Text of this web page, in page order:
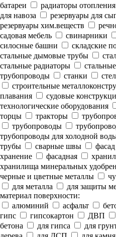
батареи
радиаторы отопления
для навоза
резервуары для
резервуары хим.веществ
садовая мебель
свинарники
силосные башни
складские
стальные дымовые трубы
стальные радиаторы
трубопроводы
станки
строительные
плавания
судовые
технологические оборудования
торцы
тракторы
трубопроводы
трубопроводы для холодной
трубы
сварные швы фасад
хранение
фасадная
хранилища минеральных
черные и цветные металлы
для металла
для защиты
материал поверхности:
алюминий
асфальт
гипс
гипсокартон ДВП
бетона
для гипса для